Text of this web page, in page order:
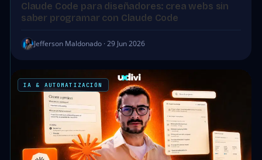
Claude Code para diseñadores: crea webs sin
saber programar con Claude Code
Jefferson Maldonado · 29 Jun 2026
IA & AUTOMATIZACIÓN